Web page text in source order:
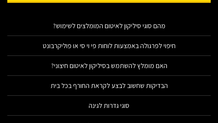
מהם סוגי סיליקון לאיטום המומלצים לשימוש?
חיפוי לפרגולה באמצעות לוחות פי וי סי או פוליקרבונט
האם מומלץ להשתמש בסיליקון לאיטום חיצוני?
הבדיקות שחשוב לבצע לקראת החורף בכל בית
סוגי גדרות לגינה